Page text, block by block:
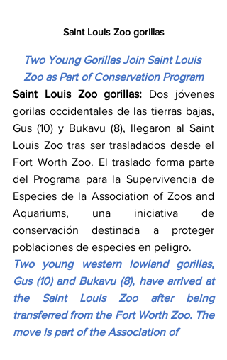
Saint Louis Zoo gorillas
Two Young Gorillas Join Saint Louis
Zoo as Part of Conservation Program
Saint Louis Zoo gorillas: Dos jóvenes
gorilas occidentales de las tierras bajas,
Gus (10) y Bukavu (8), llegaron al Saint
Louis Zoo tras ser trasladados desde el
Fort Worth Zoo. El traslado forma parte
del Programa para la Supervivencia de
Especies de la Association of Zoos and
Aquariums, una iniciativa de
conservación destinada a proteger
poblaciones de especies en peligro.
Two young western lowland gorillas,
Gus (10) and Bukavu (8), have arrived at
the Saint Louis Zoo after being
transferred from the Fort Worth Zoo. The
move is part of the Association of